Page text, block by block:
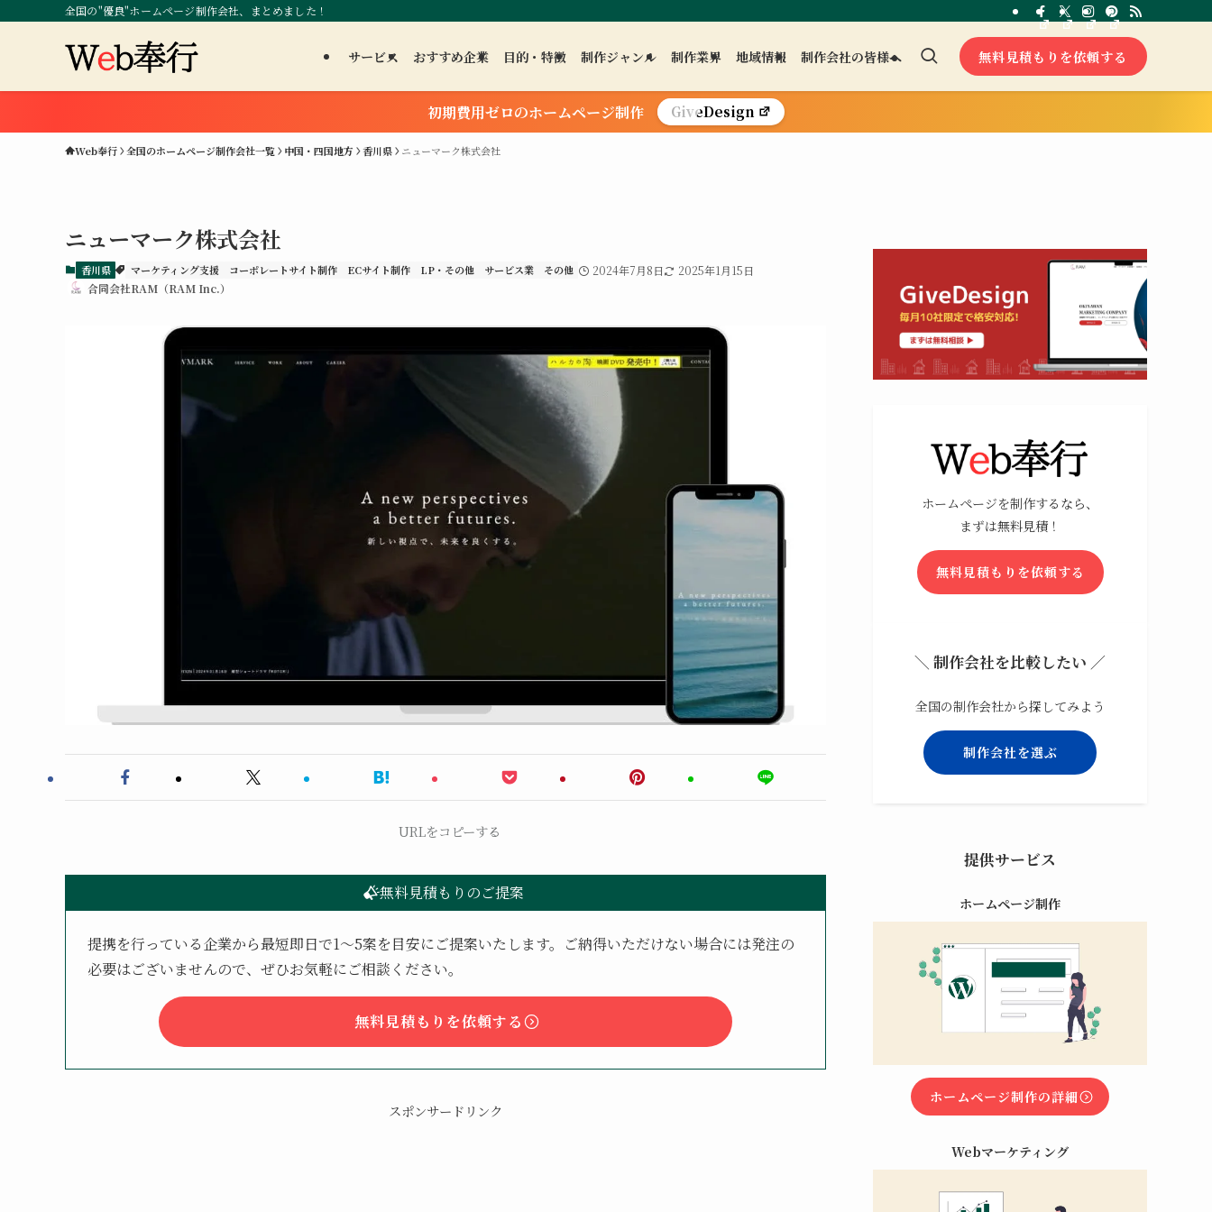
全国の"優良"ホームページ制作会社、まとめました！
サービス おすすめ企業 目的・特徴 制作ジャンル 制作業界 地域情報 制作会社の皆様へ 無料見積もりを依頼する
初期費用ゼロのホームページ制作 GiveDesign
Web奉行 全国のホームページ制作会社一覧 中国・四国地方 香川県 ニューマーク株式会社
ニューマーク株式会社
香川県 マーケティング支援 コーポレートサイト制作 ECサイト制作 LP・その他 サービス業 その他 2024年7月8日
2025年1月15日
合同会社RAM（RAM Inc.）
URLをコピーする
無料見積もりのご提案
提携を行っている企業から最短即日で1〜5案を目安にご提案いたします。ご納得いただけない場合には発注の
必要はございませんので、ぜひお気軽にご相談ください。
無料見積もりを依頼する
スポンサードリンク
ホームページを制作するなら、
まずは無料見積！
無料見積もりを依頼する
＼ 制作会社を比較したい ／
全国の制作会社から探してみよう
制作会社を選ぶ
提供サービス
ホームページ制作
ホームページ制作の詳細
Webマーケティング